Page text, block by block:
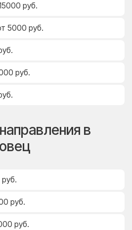
руб.
5000 руб.
руб.
в
руб.
руб.